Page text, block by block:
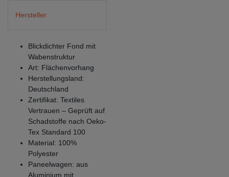
Hersteller
Blickdichter Fond mit
Wabenstruktur
Art: Flächenvorhang
Herstellungsland:
Deutschland
Zertifikat: Textiles
Vertrauen – Geprüft auf
Schadstoffe nach Oeko-
Tex Standard 100
Material: 100%
Polyester
Paneelwagen: aus
Aluminium mit